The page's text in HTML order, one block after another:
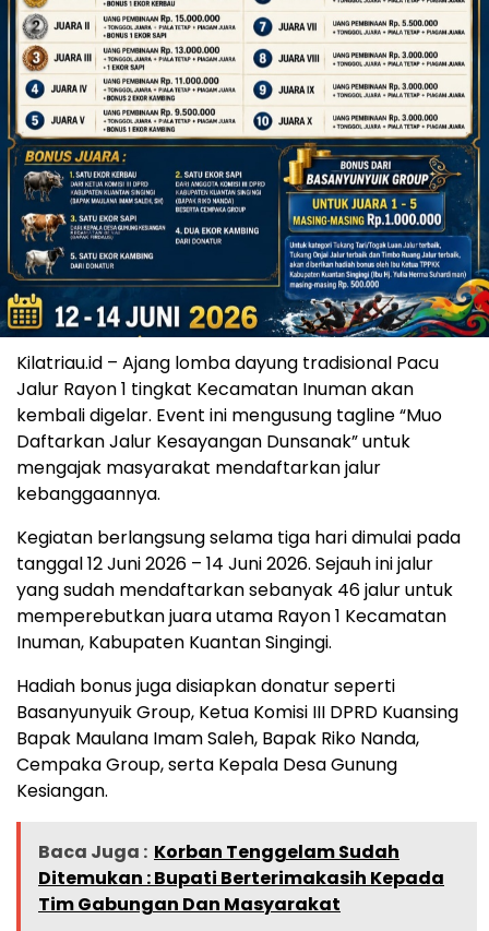
Kilatriau.id – Ajang lomba dayung tradisional Pacu
Jalur Rayon 1 tingkat Kecamatan Inuman akan
kembali digelar. Event ini mengusung tagline “Muo
Daftarkan Jalur Kesayangan Dunsanak” untuk
mengajak masyarakat mendaftarkan jalur
kebanggaannya.
Kegiatan berlangsung selama tiga hari dimulai pada
tanggal 12 Juni 2026 – 14 Juni 2026. Sejauh ini jalur
yang sudah mendaftarkan sebanyak 46 jalur untuk
memperebutkan juara utama Rayon 1 Kecamatan
Inuman, Kabupaten Kuantan Singingi.
Hadiah bonus juga disiapkan donatur seperti
Basanyunyuik Group, Ketua Komisi III DPRD Kuansing
Bapak Maulana Imam Saleh, Bapak Riko Nanda,
Cempaka Group, serta Kepala Desa Gunung
Kesiangan.
Baca Juga : Korban Tenggelam Sudah
Ditemukan : Bupati Berterimakasih Kepada
Tim Gabungan Dan Masyarakat